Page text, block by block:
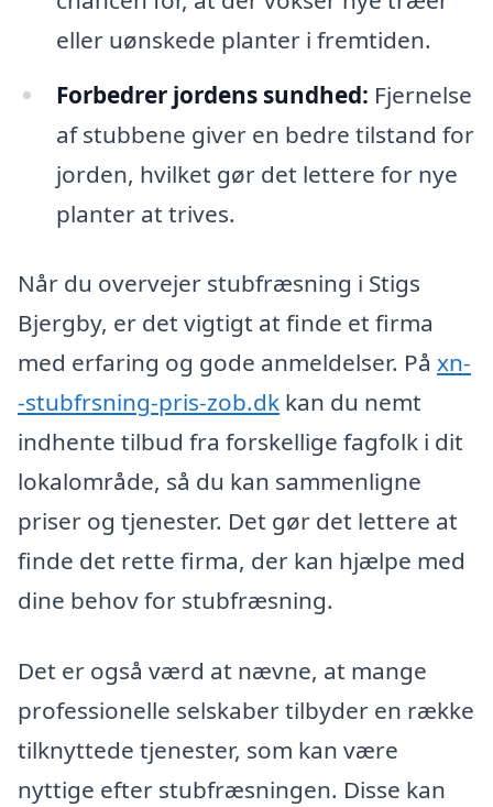
eller uønskede planter i fremtiden.
Forbedrer jordens sundhed: Fjernelse
af stubbene giver en bedre tilstand for
jorden, hvilket gør det lettere for nye
planter at trives.
Når du overvejer stubfræsning i Stigs
Bjergby, er det vigtigt at finde et firma
med erfaring og gode anmeldelser. På xn-
-stubfrsning-pris-zob.dk kan du nemt
indhente tilbud fra forskellige fagfolk i dit
lokalområde, så du kan sammenligne
priser og tjenester. Det gør det lettere at
finde det rette firma, der kan hjælpe med
dine behov for stubfræsning.
Det er også værd at nævne, at mange
professionelle selskaber tilbyder en række
tilknyttede tjenester, som kan være
nyttige efter stubfræsningen. Disse kan